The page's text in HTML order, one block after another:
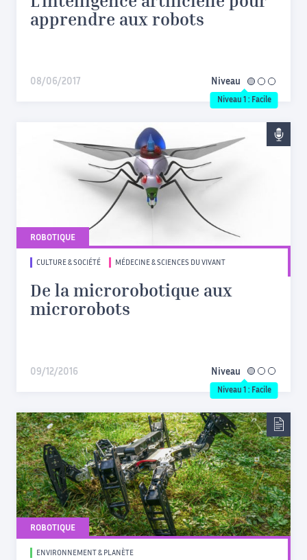
apprendre aux robots
08/06/2017 Niveau facile
Niveau 1 : Facile
ROBOTIQUE
CULTURE & SOCIÉTÉ MÉDECINE & SCIENCES DU VIVANT
De la microrobotique aux
microrobots
09/12/2016 Niveau facile
Niveau 1 : Facile
ROBOTIQUE
ENVIRONNEMENT & PLANÈTE